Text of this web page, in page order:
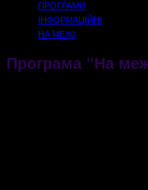
ПРОГРАМИ
ІНФОРМАЦІЙНІ
НА МЕЖІ
Програма “На